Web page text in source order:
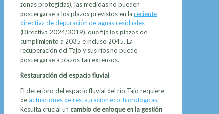
zonas protegidas), las medidas no pueden
postergarse a los plazos previstos en la reciente
directiva de depuración de aguas residuales
(Directiva 2024/3019), que fija los plazos de
cumplimiento a 2035 e incluso 2045. La
recuperación del Tajo y sus ríos no puede
postergarse a plazos tan extensos.
Restauración del espacio fluvial
El deterioro del espacio fluvial del río Tajo requiere
de actuaciones de restauración eco-hidrológicas.
Resulta crucial un cambio de enfoque en la gestión